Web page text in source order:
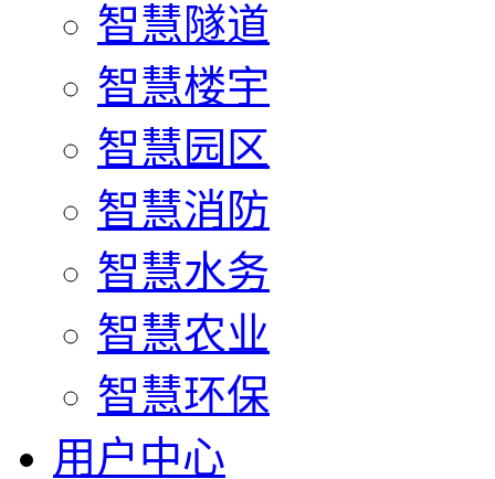
智慧隧道
智慧楼宇
智慧园区
智慧消防
智慧水务
智慧农业
智慧环保
用户中心